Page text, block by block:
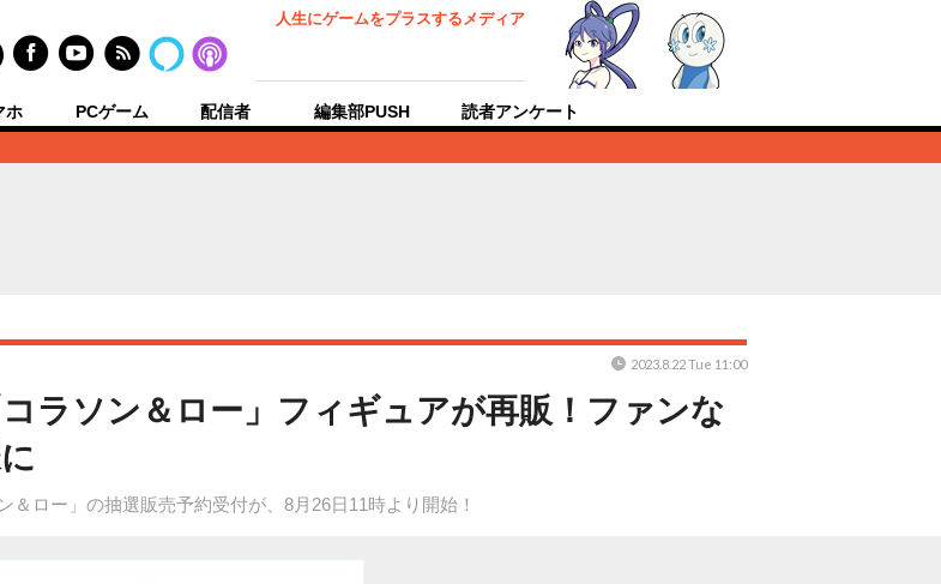
人生にゲームをプラスするメディア
ホ PCゲーム 配信者 編集部PUSH 読者アンケート
ラソン＆ロー」フィギュアが再販！ファンな
＆ロー」の抽選販売予約受付が、8月26日11時より開始！
2023.8.22 Tue 11:00